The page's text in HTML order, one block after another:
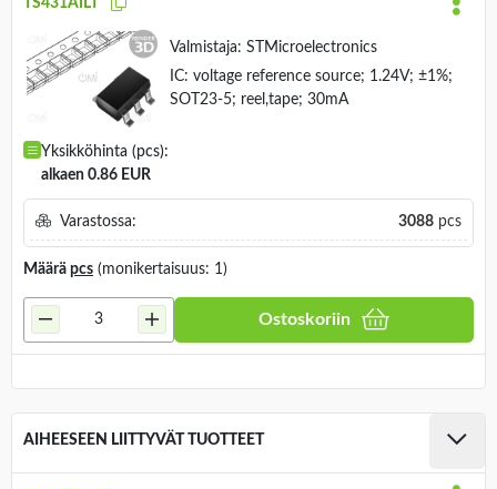
Valmistaja: STMicroelectronics
IC: voltage reference source; 1.24V; ±1%;
SOT23-5; reel,tape; 30mA
Yksikköhinta (pcs):
alkaen 0.86 EUR
Varastossa: 3088 pcs
Määrä pcs (monikertaisuus: 1)
Ostoskoriin
AIHEESEEN LIITTYVÄT TUOTTEET